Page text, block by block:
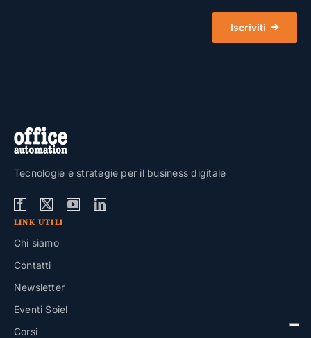
Iscriviti
Tecnologie e strategie per il business digitale
LINK UTILI
Chi siamo
Contatti
Newsletter
Eventi Soiel
Corsi